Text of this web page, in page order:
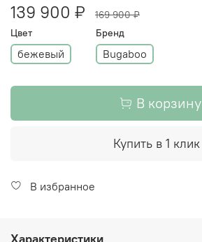
139 900 ₽
169 900 ₽
Цвет
бежевый
Бренд
Bugaboo
В корзину
Купить в 1 клик
В избранное
Характеристики